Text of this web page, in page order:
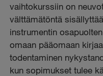
vaihtokurssiin on
välttämätöntä
instrumentin
omaan pääomaan
todentaminen
kun sopimukset tulee